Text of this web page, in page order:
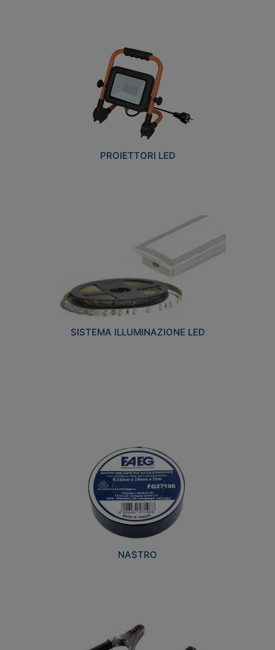
PROIETTORI LED
SISTEMA ILLUMINAZIONE LED
NASTRO